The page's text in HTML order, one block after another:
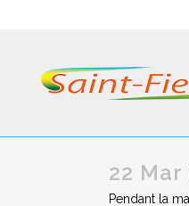
22 Mar
Pendant la